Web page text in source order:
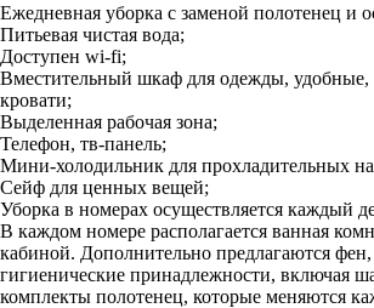
Ежедневная уборка с заменой полотенец и
Питьевая чистая вода;
Доступен wi-fi;
Вместительный шкаф для одежды, удобные,
кровати;
Выделенная рабочая зона;
Телефон, тв-панель;
Мини-холодильник для прохладительных
Сейф для ценных вещей;
Уборка в номерах осуществляется каждый
В каждом номере располагается ванная
кабиной. Дополнительно предлагаются
гигиенические принадлежности, включая
комплекты полотенец, которые меняются